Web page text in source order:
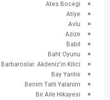
Ates Bocegi
Atiye
Avlu
Azize
Babil
Baht Oyunu
Barbaroslar: Akdeniz'in Kilici
Bay Yanlis
Benim Tatli Yalanim
Bir Aile Hikayesi